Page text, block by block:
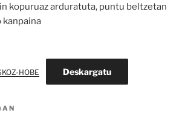
kopuruaz arduratuta, puntu beltzetan
HOBE Deskargatu